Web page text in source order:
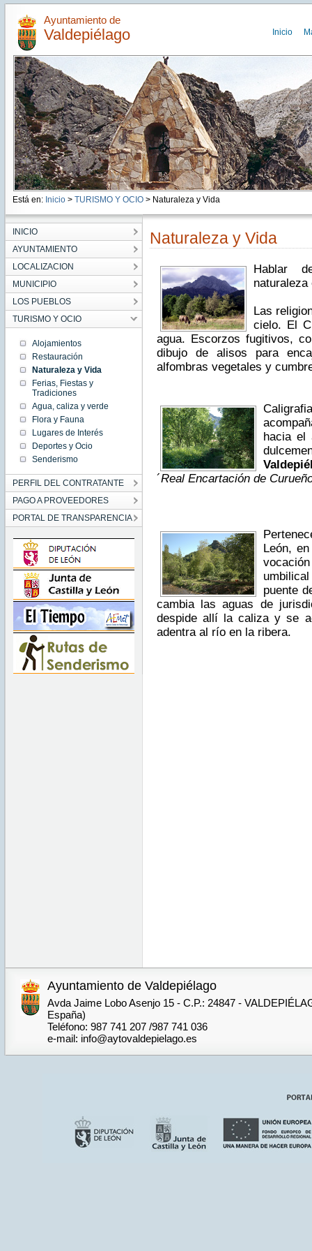
Ayuntamiento de
Valdepiélago Inicio
Está en: Inicio > TURISMO Y OCIO> Naturaleza y Vida
INICIO
AYUNTAMIENTO
LOCALIZACION
MUNICIPIO
LOS PUEBLOS
TURISMO Y OCIO
Alojamientos
Restauración
Naturaleza y Vida
Ferias, Fiestas y
Tradiciones
Agua, caliza y verde
Flora y Fauna
Lugares de Interés
Deportes y Ocio
Senderismo
PERFIL DEL CONTRATANTE
PAGO A PROVEEDORES
PORTAL DE TRANSPARENCIA
Naturaleza y Vida
Hablar
Las
cielo. El
agua. Escorzos fugitivos,
dibujo de alisos para
alfombras vegetales y
hacia el
´Real Encartación de
León,
puente
cambia las aguas de
despide allí la caliza y se
adentra al río en la ribera.
Ayuntamiento de Valdepiélago
Avda Jaime Lobo Asenjo 15 - C.P.: 24847 -
España)
Teléfono: 987 741 207 /987 741 036
e-mail: info@aytovaldepielago.es